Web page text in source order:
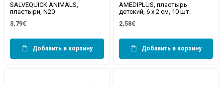
SALVEQUICK ANIMALS,
пластыри, N20
3,79€
Добавить в корзину
AMEDIPLUS, пластырь
детский, 6 х 2 см, 10 шт.
2,58€
Добавить в корзину